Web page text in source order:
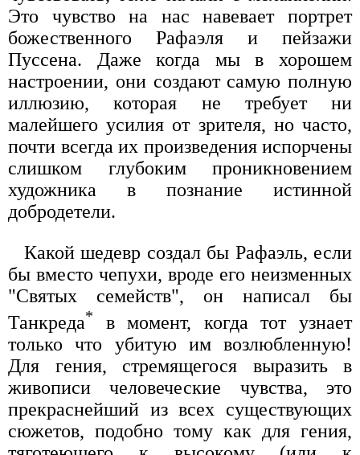
Это чувство на нас навевает портрет
божественного Рафаэля и пейзажи
Пуссена. Даже когда мы в хорошем
настроении, они создают самую полную
иллюзию, которая не требует ни
малейшего усилия от зрителя, но часто,
почти всегда их произведения испорчены
слишком глубоким проникновением
художника в познание истинной
добродетели.
Какой шедевр создал бы Рафаэль, если
бы вместо чепухи, вроде его неизменных
"Святых семейств", он написал бы
Танкреда*
в момент, когда тот узнает
только что убитую им возлюбленную!
Для гения, стремящегося выразить в
живописи человеческие чувства, это
прекраснейший из всех существующих
сюжетов, подобно тому как для гения,